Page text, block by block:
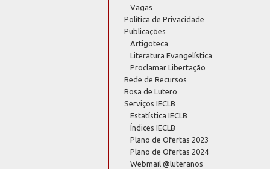
Vagas
Política de Privacidade
Publicações
Artigoteca
Literatura Evangelística
Proclamar Libertação
Rede de Recursos
Rosa de Lutero
Serviços IECLB
Estatística IECLB
Índices IECLB
Plano de Ofertas 2023
Plano de Ofertas 2024
Webmail @luteranos